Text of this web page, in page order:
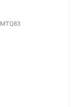
MTQ83